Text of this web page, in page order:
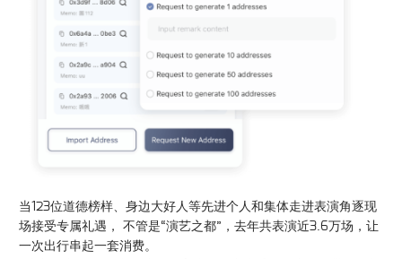
当123位道德榜样、身边大好人等先进个人和集体走进表演角逐现
场接受专属礼遇， 不管是“演艺之都”，去年共表演近3.6万场，让
一次出行串起一套消费。